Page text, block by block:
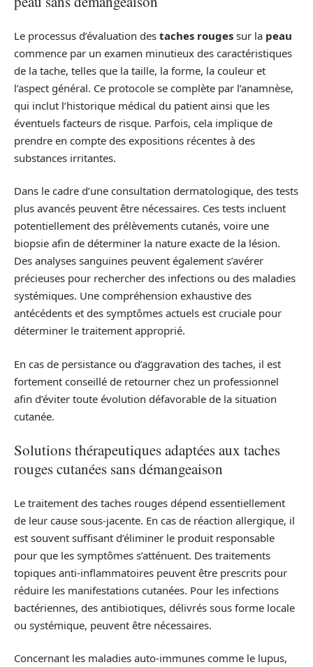
Le processus d’évaluation des taches rouges sur la peau
commence par un examen minutieux des caractéristiques
de la tache, telles que la taille, la forme, la couleur et
l’aspect général. Ce protocole se complète par l’anamnèse,
qui inclut l’historique médical du patient ainsi que les
éventuels facteurs de risque. Parfois, cela implique de
prendre en compte des expositions récentes à des
substances irritantes.
Dans le cadre d’une consultation dermatologique, des tests
plus avancés peuvent être nécessaires. Ces tests incluent
potentiellement des prélèvements cutanés, voire une
biopsie afin de déterminer la nature exacte de la lésion.
Des analyses sanguines peuvent également s’avérer
précieuses pour rechercher des infections ou des maladies
systémiques. Une compréhension exhaustive des
antécédents et des symptômes actuels est cruciale pour
déterminer le traitement approprié.
En cas de persistance ou d’aggravation des taches, il est
fortement conseillé de retourner chez un professionnel
afin d’éviter toute évolution défavorable de la situation
cutanée.
Solutions thérapeutiques adaptées aux taches
rouges cutanées sans démangeaison
Le traitement des taches rouges dépend essentiellement
de leur cause sous-jacente. En cas de réaction allergique, il
est souvent suffisant d’éliminer le produit responsable
pour que les symptômes s’atténuent. Des traitements
topiques anti-inflammatoires peuvent être prescrits pour
réduire les manifestations cutanées. Pour les infections
bactériennes, des antibiotiques, délivrés sous forme locale
ou systémique, peuvent être nécessaires.
Concernant les maladies auto-immunes comme le lupus,